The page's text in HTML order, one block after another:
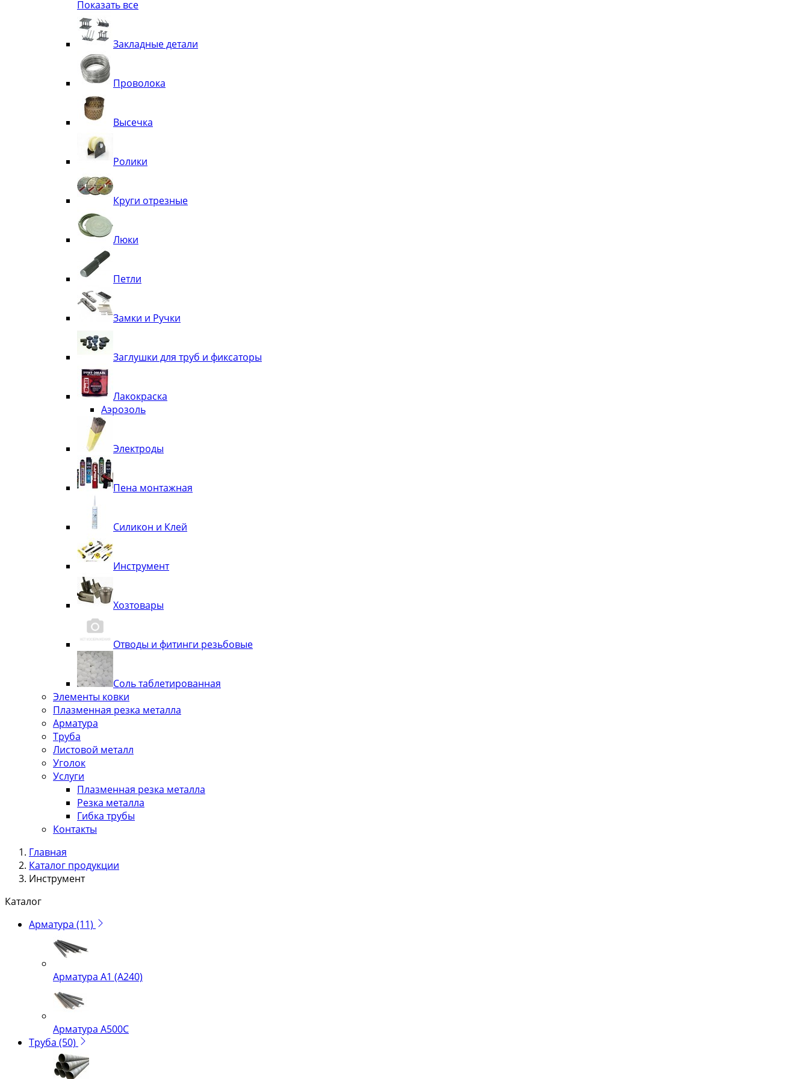
Квадрат
Труба декоративная
Элементы орнамента из квадрата, трубы
Узоры
Лавки
Показать все
Закладные детали
Проволока
Высечка
Ролики
Круги отрезные
Люки
Петли
Замки и Ручки
Заглушки для труб и фиксаторы
Лакокраска
Аэрозоль
Электроды
Пена монтажная
Силикон и Клей
Инструмент
Хозтовары
Отводы и фитинги резьбовые
Соль таблетированная
Элементы ковки
Плазменная резка металла
Арматура
Труба
Листовой металл
Уголок
Услуги
Плазменная резка металла
Резка металла
Гибка трубы
Контакты
Главная
Каталог продукции
Инструмент
Каталог
Арматура (11)
Арматура А1 (А240)
Арматура А500С
Труба (50)